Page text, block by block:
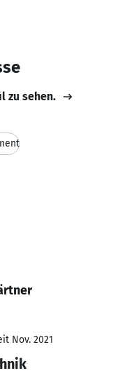
zu sehen.
Nov. 2021